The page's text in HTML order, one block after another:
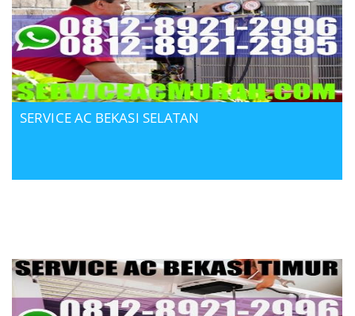
SERVICE AC BEKASI SELATAN